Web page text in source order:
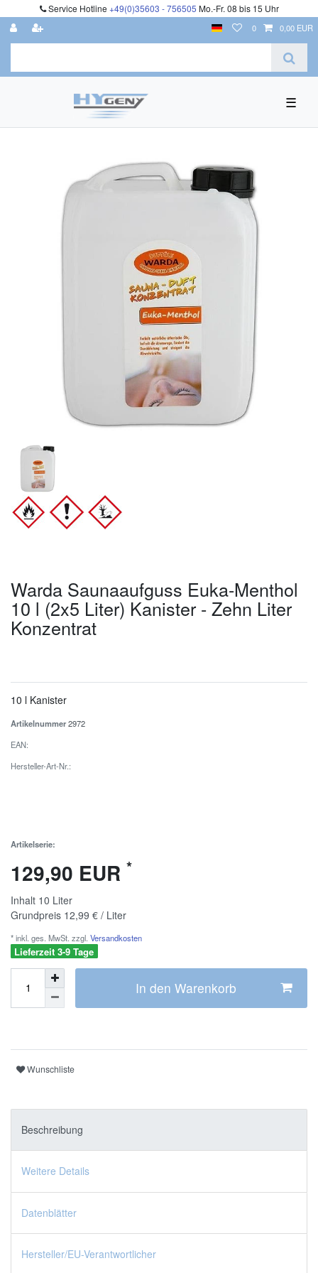
Service Hotline +49(0)35603 - 756505 Mo.-Fr. 08 bis 15 Uhr
0 0,00 EUR
☰
Warda Saunaaufguss Euka-Menthol
10 l (2x5 Liter) Kanister - Zehn Liter
Konzentrat
10 l Kanister
Artikelnummer2972
EAN:
Hersteller-Art-Nr.:
Artikelserie:
129,90 EUR *
Inhalt 10 Liter
Grundpreis 12,99 € / Liter
* inkl. ges. MwSt. zzgl. Versandkosten
Lieferzeit 3-9 Tage
In den Warenkorb
Wunschliste
Beschreibung
Weitere Details
Datenblätter
Hersteller/EU-Verantwortlicher